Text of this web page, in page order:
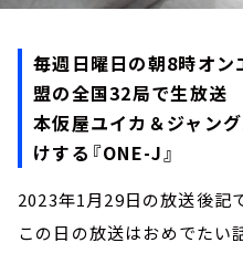
毎週日曜日の朝8時オ
盟の全国32局で生放送
本仮屋ユイカ＆ジャン
けする『ONE-J』
2023年1月29日の放送後記
この日の放送はおめでたい